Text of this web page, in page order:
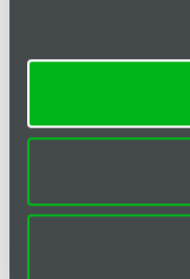
DIN
Farbe